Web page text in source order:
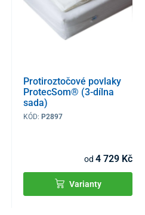
Protiroztočové povlaky
ProtecSom® (3-dílna
sada)
KÓD: P2897
od 4 729 Kč
Varianty